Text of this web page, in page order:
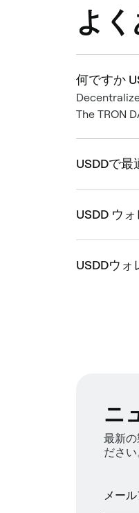
よ
何ですか
The TRON
USDDで最
USDD ウ
USDDウ
ニ
最新
ださい